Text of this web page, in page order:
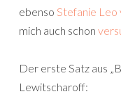
ebenso Stefanie Leo
mich auch schon
Der erste Satz aus
Lewitscharoff: